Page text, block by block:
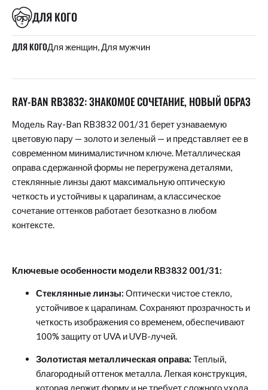
ДЛЯ КОГО
ДЛЯ КОГОДля женщин, Для мужчин
RAY-BAN RB3832: ЗНАКОМОЕ СОЧЕТАНИЕ, НОВЫЙ ОБРАЗ
Модель Ray-Ban RB3832 001/31 берет узнаваемую
цветовую пару — золото и зеленый — и представляет ее в
современном минималистичном ключе. Металлическая
оправа сдержанной формы не перегружена деталями,
стеклянные линзы дают максимальную оптическую
четкость и устойчивы к царапинам, а классическое
сочетание оттенков работает безотказно в любом
контексте.
Ключевые особенности модели RB3832 001/31:
Стеклянные линзы: Оптически чистое стекло,
устойчивое к царапинам. Сохраняют прозрачность и
четкость изображения со временем, обеспечивают
100% защиту от UVA и UVB-лучей.
Золотистая металлическая оправа: Теплый,
благородный оттенок металла. Легкая конструкция,
которая держит форму и не требует сложного ухода.